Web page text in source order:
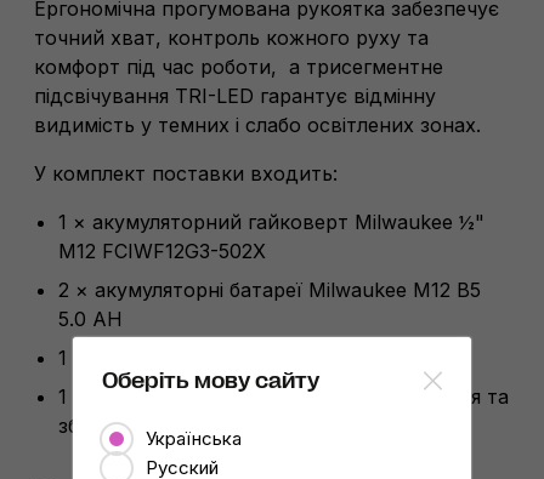
Ергономічна прогумована рукоятка забезпечує
точний хват, контроль кожного руху та
комфорт під час роботи, а трисегментне
підсвічування TRI-LED гарантує відмінну
видимість у темних і слабо освітлених зонах.
У комплект поставки входить:
1 × акумуляторний гайковерт Milwaukee ½"
M12 FCIWF12G3-502X
2 × акумуляторні батареї Milwaukee M12 B5
5.0 AH
1 × зарядний пристрій MILWAUKEE C12 C
1 × ящик-органайзер для транспортування та
зберігання HD Box.
Оберіть мову сайту
Українська
Русский